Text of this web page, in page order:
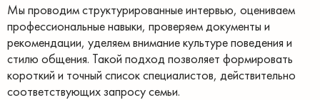
Мы проводим структурированные интервью, оцениваем
профессиональные навыки, проверяем документы и
рекомендации, уделяем внимание культуре поведения и
стилю общения. Такой подход позволяет формировать
короткий и точный список специалистов, действительно
соответствующих запросу семьи.